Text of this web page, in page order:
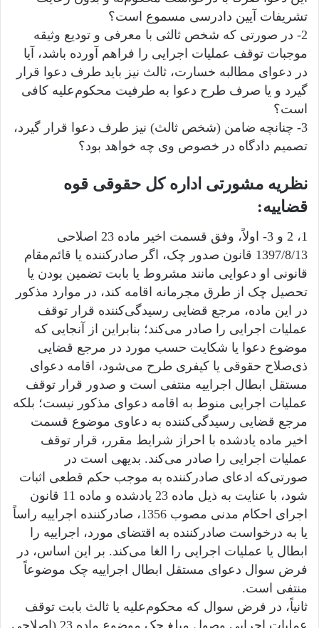
تشریفات آیین دادرسی مسموع است؟
2- در صورتی که شخص ثالثی با معرفی و تودیع وثیقه
موجبات توقف عملیات اجرایی را فراهم آورده باشد، آیا
در دعوای مطالبه خسارت، ثالث نیز باید طرف دعوا قرار
گیرد و یا صرف طرح دعوا به طرفیت محکوم‌علیه کافی
است؟
3- چنانچه ضامن (شخص ثالث) نیز طرف دعوا قرار گیرد،
تصمیم دادگاه در خصوص وی چه خواهد بود؟
نظریه مشورتی اداره کل حقوقی قوه
قضاییه:
1، 2 و 3- اولاً، وفق قسمت اخیر ماده 23 اصلاحی
1397/8/13 قانون صدور چک، اگر صادر‌کننده یا قائم‌مقام
قانونی او دعوایی مانند مشروط یا بابت تضمین بودن یا
تحصیل چک از طرق مجرمانه اقامه کند، در موارد مذکور
در این ماده، مرجع قضایی رسیدگی‌کننده قرار توقف
عملیات اجرایی را صادر می‌کند؛ بنابراین از آنجایی که
موضوع دعوا یا شکایت حسب مورد در مرجع قضایی
ذی‌صلاح حقوقی یا کیفری طرح می‌شود، اقامه دعوای
مستقل ابطال اجراییه منتفی است و صدور قرار توقف
عملیات اجرایی منوط به اقامه دعوای مذکور نیست؛ بلکه
مرجع قضایی رسیدگی‌کننده به دعاوی موضوع قسمت
اخیر ماده یادشده با احراز شرایط مقرر، قرار توقف
عملیات اجرایی را صادر می‌کند. بدیهی است در
صورتی‌که ادعای صادر‌کننده به موجب حکم قطعی اثبات
شود، با عنایت به ذیل ماده 23 یادشده و ماده 11 قانون
اجرای احکام مدنی مصوب 1356، صادر‌کننده اجراییه راساً
یا به درخواست صادر‌کننده به اقتضای مورد، اجراییه را
ابطال یا عملیات اجرایی را الغا می‌کند. بر این اساس، در
فرض سوال دعوای مستقل ابطال اجراییه چک موضوعاً
منتفی است.
ثانیاً، در فرض سوال که محکوم‌علیه یا ثالث بابت توقف
عملیات اجرایی وصول مبلغ چک موضوع ماده 23 (اصلاحی